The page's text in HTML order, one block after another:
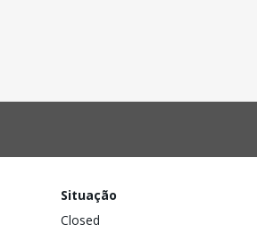
Situação
Closed